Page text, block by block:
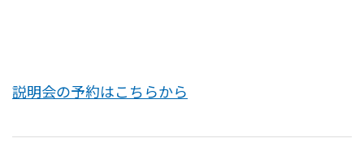
説明会の予約はこちらから